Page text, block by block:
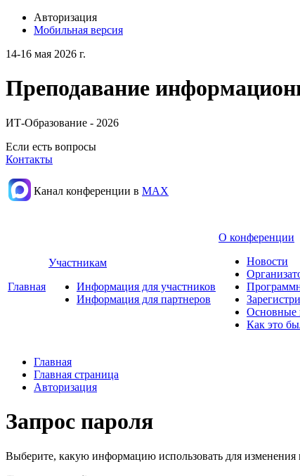
Авторизация
Мобильная версия
14-16 мая 2026 г.
Преподавание
ИТ-Образование - 2026
Если есть вопросы
Контакты
Канал конференции в МАХ
Главная
Участникам
Информация для участников
Информация для партнеров
О конференции
Новости
Основные
Как это
Главная
Главная страница
Авторизация
Запрос пароля
Выберите, какую информацию использовать для изменения